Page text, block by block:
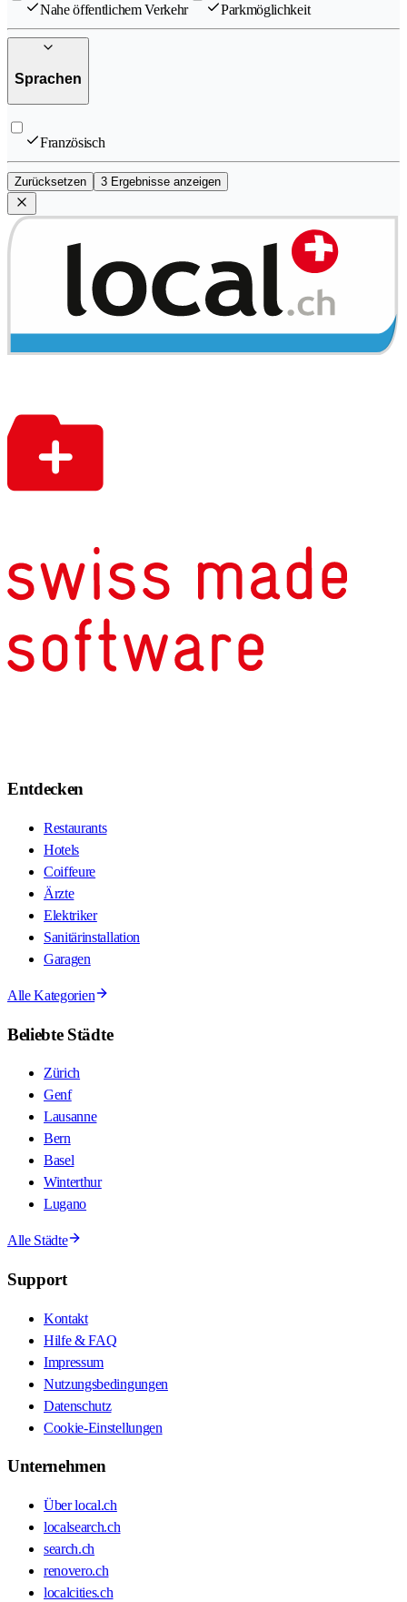
Nahe öffentlichem Verkehr Parkmöglichkeit
Sprachen
Französisch
Zurücksetzen 3 Ergebnisse anzeigen
Entdecken
Restaurants
Hotels
Coiffeure
Ärzte
Elektriker
Sanitärinstallation
Garagen
Alle Kategorien
Beliebte Städte
Zürich
Genf
Lausanne
Bern
Basel
Winterthur
Lugano
Alle Städte
Support
Kontakt
Hilfe & FAQ
Impressum
Nutzungsbedingungen
Datenschutz
Cookie-Einstellungen
Unternehmen
Über local.ch
localsearch.ch
search.ch
renovero.ch
localcities.ch